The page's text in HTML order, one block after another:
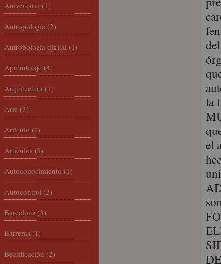
la
el
Aniversario (1)
Antropología (2)
Antropología digital (1)
Aprendizaje (4)
Arquitectura (1)
Arte (3)
Artículo (2)
Artículos (5)
Autoconocimiento (1)
Autocontrol (2)
Barcelona (3)
Barreras (1)
Beatificación (2)